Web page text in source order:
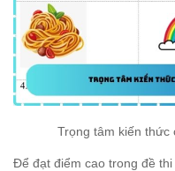
Trọng tâm kiến thức
Để đạt điểm cao trong đề